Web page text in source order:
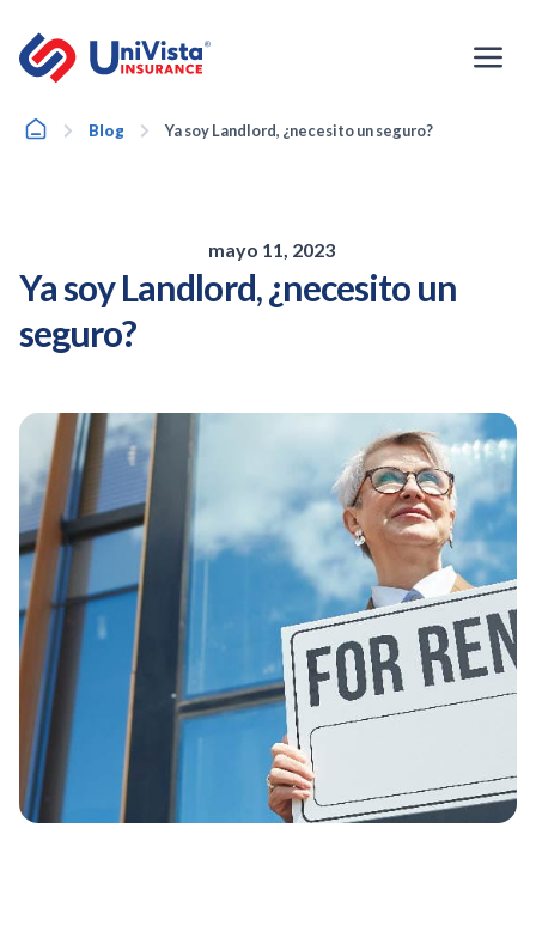
contenido
HomeBlog Ya soy Landlord, ¿necesito un seguro?
mayo 11, 2023
Ya soy Landlord, ¿necesito un
seguro?